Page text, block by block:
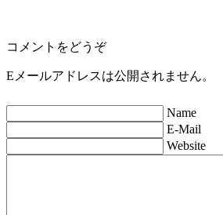
コメントをどうぞ
Eメールアドレスは公開されません。
Name
E-Mail
Website